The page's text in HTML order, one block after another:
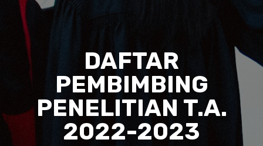
DAFTAR
PEMBIMBING
PENELITIAN T.A.
2022-2023